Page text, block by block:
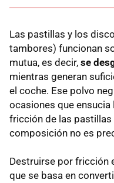
Las pastillas y los
tambores) funcionan
mutua, es decir, se
mientras generan
el coche. Ese polvo
ocasiones que
fricción de las
composición no es
Destruirse por fricción
que se basa en